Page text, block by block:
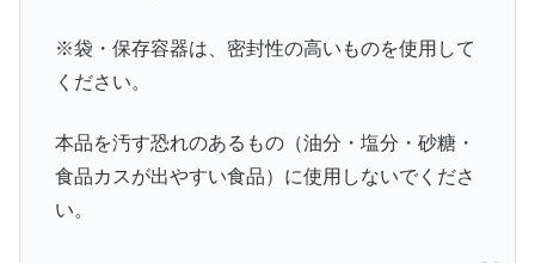
※袋・保存容器は、密封性の高いものを使用して
ください。
本品を汚す恐れのあるもの（油分・塩分・砂糖・
食品カスが出やすい食品）に使用しないでくださ
い。